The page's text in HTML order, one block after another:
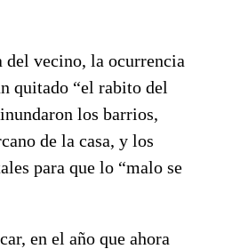
del vecino, la ocurrencia
quitado “el rabito del
los barrios,
de la casa, y los
para que lo “malo se
en el año que ahora